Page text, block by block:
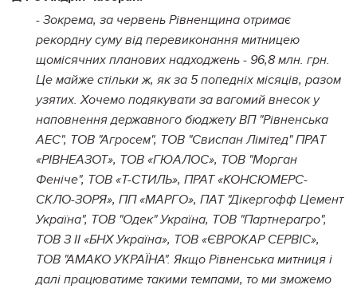
- Зокрема, за червень Рівненщина отримає
рекордну суму від перевиконання митницею
щомісячних планових надходжень - 96,8 млн. грн.
Це майже стільки ж, як за 5 попедніх місяців, разом
узятих. Хочемо подякувати за вагомий внесок у
наповнення державного бюджету ВП "Рівненська
АЕС", ТОВ "Агросем", ТОВ "Свиспан Лімітед" ПРАТ
«РІВНЕАЗОТ», ТОВ «ГЮАЛОС», ТОВ "Морган
Феніче", ТОВ «Т-СТИЛЬ», ПРАТ «КОНСЮМЕРС-
СКЛО-ЗОРЯ», ПП «МАРГО», ПАТ "Дікергофф Цемент
Україна", ТОВ "Одек" Україна, ТОВ "Партнерагро",
ТОВ З ІІ «БНХ Україна», ТОВ «ЄВРОКАР СЕРВІС»,
ТОВ "АМАКО УКРАЇНА". Якщо Рівненська митниця і
далі працюватиме такими темпами, то ми зможемо